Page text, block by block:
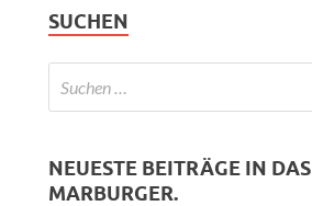
SUCHEN
NEUESTE BEITRÄGE IN DAS
MARBURGER.